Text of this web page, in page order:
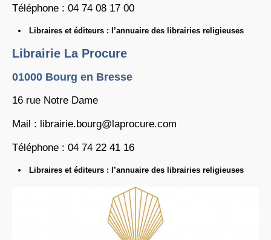
Téléphone : 04 74 08 17 00
Libraires et éditeurs : l’annuaire des librairies religieuses
Librairie La Procure
01000 Bourg en Bresse
16 rue Notre Dame
Mail : librairie.bourg@laprocure.com
Téléphone : 04 74 22 41 16
Libraires et éditeurs : l’annuaire des librairies religieuses